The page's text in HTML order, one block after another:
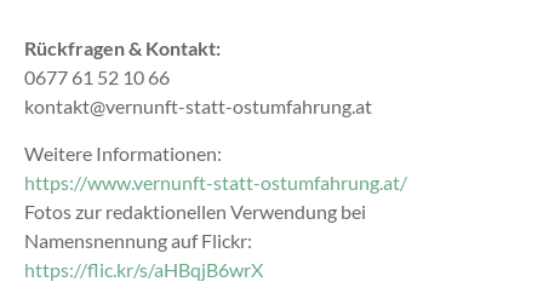
Rückfragen & Kontakt:
0677 61 52 10 66
kontakt@vernunft-statt-ostumfahrung.at
Weitere Informationen:
https://www.vernunft-statt-ostumfahrung.at/
Fotos zur redaktionellen Verwendung bei
Namensnennung auf Flickr:
https://flic.kr/s/aHBqjB6wrX